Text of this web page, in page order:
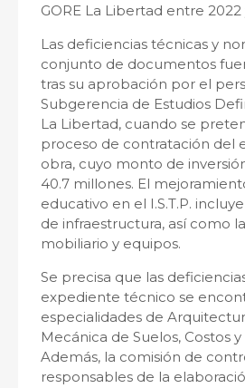
GORE La Libertad entre 2022
Las deficiencias técnicas y
conjunto de documentos
tras su aprobación por el
Subgerencia de Estudios
La Libertad, cuando se
proceso de contratación del
obra, cuyo monto de
40.7 millones. El
educativo en el I.S.T.P.
de infraestructura, así como
mobiliario y equipos.
Se precisa que las
expediente técnico se
especialidades de
Mecánica de Suelos, Costos
Además, la comisión de
responsables de la